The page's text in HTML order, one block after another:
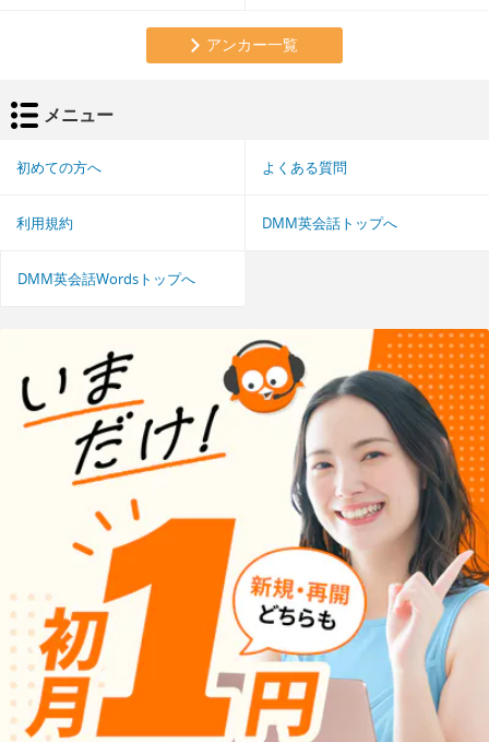
アンカー一覧
メニュー
初めての方へ よくある質問
利用規約 DMM英会話トップへ
DMM英会話Wordsトップへ